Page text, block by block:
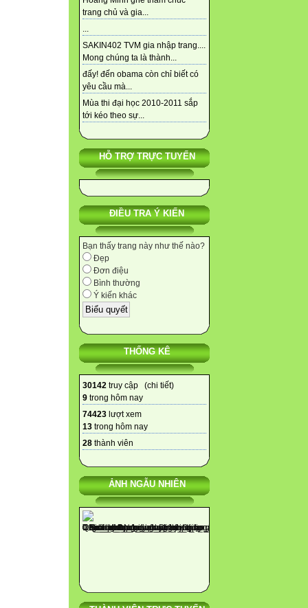
trang chủ và gia...
...
SAKIN402 TVM gia nhập trang....
Mong chúng ta là thành...
đấy! đến obama còn chỉ biết có
yêu cầu mà...
Mùa thi đại học 2010-2011 sắp
tới kéo theo sự...
HỖ TRỢ TRỰC TUYẾN
ĐIỀU TRA Ý KIẾN
Bạn thấy trang này như thế nào?
Đẹp
Đơn điệu
Bình thường
Ý kiến khác
THỐNG KÊ
30142 truy cập (chi tiết)
9 trong hôm nay
74423 lượt xem
13 trong hôm nay
28 thành viên
ẢNH NGẪU NHIÊN